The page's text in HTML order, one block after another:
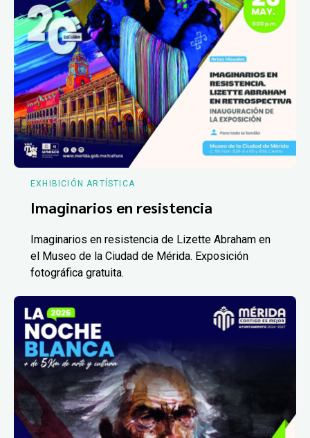
EXHIBICIÓN ARTÍSTICA
Imaginarios en resistencia
Imaginarios en resistencia de Lizette Abraham en
el Museo de la Ciudad de Mérida. Exposición
fotográfica gratuita.